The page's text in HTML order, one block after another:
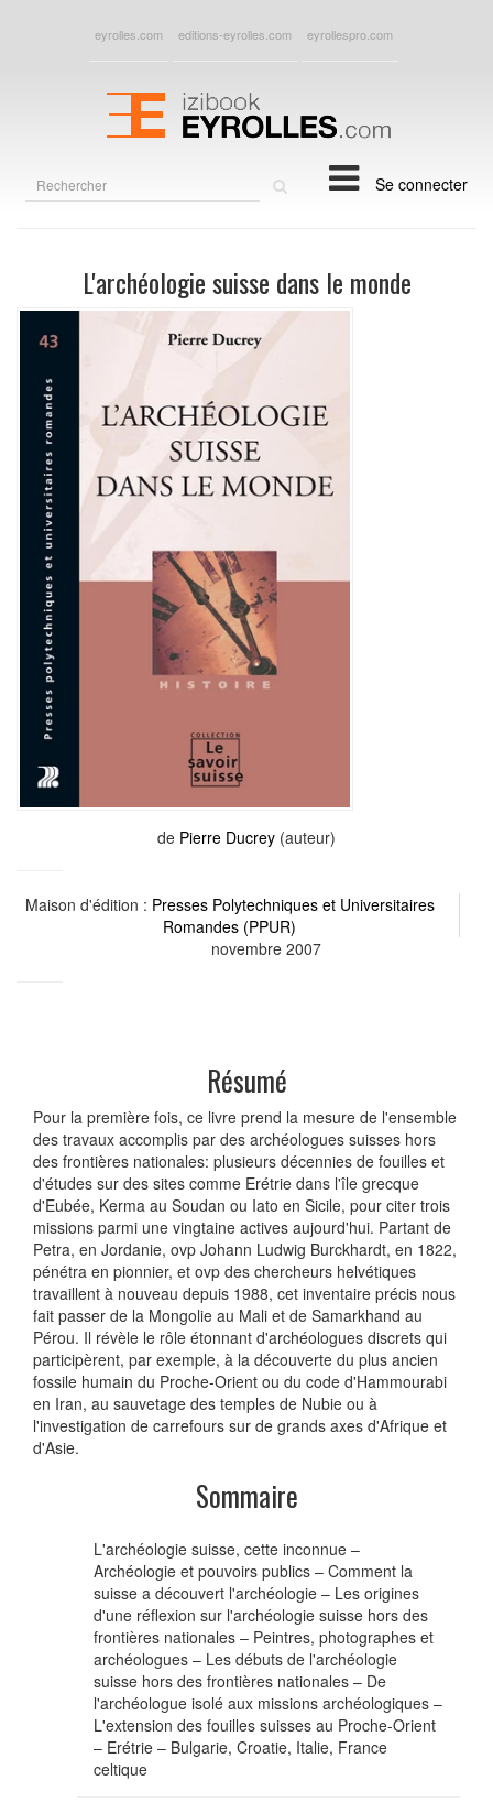
eyrolles.com editions-eyrolles.com eyrollespro.com
Se connecter
L'archéologie suisse dans le monde
de Pierre Ducrey (auteur)
Maison d'édition : Presses Polytechniques et Universitaires
Romandes (PPUR)
novembre 2007
Résumé
Pour la première fois, ce livre prend la mesure de l'ensemble
des travaux accomplis par des archéologues suisses hors
des frontières nationales: plusieurs décennies de fouilles et
d'études sur des sites comme Erétrie dans l'île grecque
d'Eubée, Kerma au Soudan ou Iato en Sicile, pour citer trois
missions parmi une vingtaine actives aujourd'hui. Partant de
Petra, en Jordanie, ovp Johann Ludwig Burckhardt, en 1822,
pénétra en pionnier, et ovp des chercheurs helvétiques
travaillent à nouveau depuis 1988, cet inventaire précis nous
fait passer de la Mongolie au Mali et de Samarkhand au
Pérou. Il révèle le rôle étonnant d'archéologues discrets qui
participèrent, par exemple, à la découverte du plus ancien
fossile humain du Proche-Orient ou du code d'Hammourabi
en Iran, au sauvetage des temples de Nubie ou à
l'investigation de carrefours sur de grands axes d'Afrique et
d'Asie.
Sommaire
L'archéologie suisse, cette inconnue –
Archéologie et pouvoirs publics – Comment la
suisse a découvert l'archéologie – Les origines
d'une réflexion sur l'archéologie suisse hors des
frontières nationales – Peintres, photographes et
archéologues – Les débuts de l'archéologie
suisse hors des frontières nationales – De
l'archéologue isolé aux missions archéologiques –
L'extension des fouilles suisses au Proche-Orient
– Erétrie – Bulgarie, Croatie, Italie, France
celtique